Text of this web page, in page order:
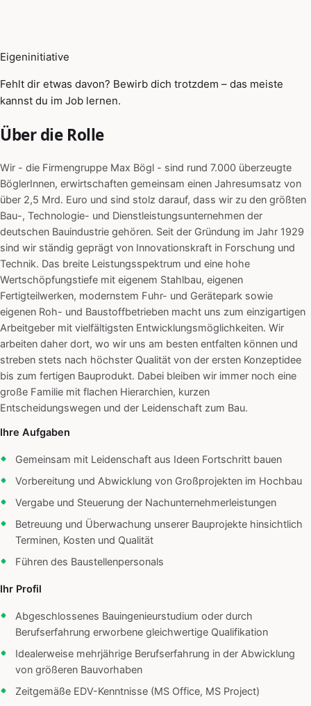
Eigeninitiative
Fehlt dir etwas davon? Bewirb dich trotzdem – das meiste
kannst du im Job lernen.
Über die Rolle
Wir - die Firmengruppe Max Bögl - sind rund 7.000 überzeugte
BöglerInnen, erwirtschaften gemeinsam einen Jahresumsatz von
über 2,5 Mrd. Euro und sind stolz darauf, dass wir zu den größten
Bau-, Technologie- und Dienstleistungsunternehmen der
deutschen Bauindustrie gehören. Seit der Gründung im Jahr 1929
sind wir ständig geprägt von Innovationskraft in Forschung und
Technik. Das breite Leistungsspektrum und eine hohe
Wertschöpfungstiefe mit eigenem Stahlbau, eigenen
Fertigteilwerken, modernstem Fuhr- und Gerätepark sowie
eigenen Roh- und Baustoffbetrieben macht uns zum einzigartigen
Arbeitgeber mit vielfältigsten Entwicklungsmöglichkeiten. Wir
arbeiten daher dort, wo wir uns am besten entfalten können und
streben stets nach höchster Qualität von der ersten Konzeptidee
bis zum fertigen Bauprodukt. Dabei bleiben wir immer noch eine
große Familie mit flachen Hierarchien, kurzen
Entscheidungswegen und der Leidenschaft zum Bau.
Ihre Aufgaben
Gemeinsam mit Leidenschaft aus Ideen Fortschritt bauen
Vorbereitung und Abwicklung von Großprojekten im Hochbau
Vergabe und Steuerung der Nachunternehmerleistungen
Betreuung und Überwachung unserer Bauprojekte hinsichtlich
Terminen, Kosten und Qualität
Führen des Baustellenpersonals
Ihr Profil
Abgeschlossenes Bauingenieurstudium oder durch
Berufserfahrung erworbene gleichwertige Qualifikation
Idealerweise mehrjährige Berufserfahrung in der Abwicklung
von größeren Bauvorhaben
Zeitgemäße EDV-Kenntnisse (MS Office, MS Project)